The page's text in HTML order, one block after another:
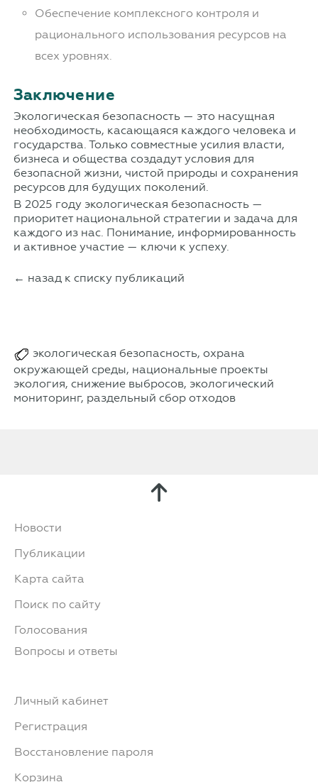
Обеспечение комплексного контроля и
рационального использования ресурсов на
всех уровнях.
Заключение
Экологическая безопасность — это насущная
необходимость, касающаяся каждого человека и
государства. Только совместные усилия власти,
бизнеса и общества создадут условия для
безопасной жизни, чистой природы и сохранения
ресурсов для будущих поколений.
В 2025 году экологическая безопасность —
приоритет национальной стратегии и задача для
каждого из нас. Понимание, информированность
и активное участие — ключи к успеху.
← назад к списку публикаций
экологическая безопасность, охрана
окружающей среды, национальные проекты
экология, снижение выбросов, экологический
мониторинг, раздельный сбор отходов
Новости
Публикации
Карта сайта
Поиск по сайту
Голосования
Вопросы и ответы
Личный кабинет
Регистрация
Восстановление пароля
Корзина